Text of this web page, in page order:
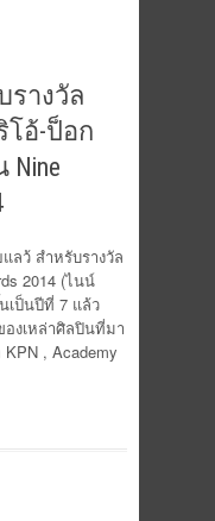
รางวัล
โอ้-ป็อก
ลว้ สำหรับรางวัล
2014 (ไนน์
เป็นปีที่ 7 แล้ว
องเหล่าศิลปินที่มา
, Academy